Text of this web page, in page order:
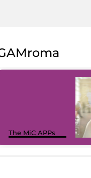
The MiC APPs